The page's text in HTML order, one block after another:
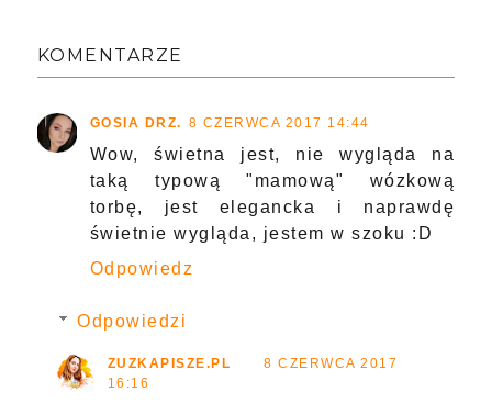
KOMENTARZE
GOSIA DRZ. 8 CZERWCA 2017 14:44
Wow, świetna jest, nie wygląda na
taką typową "mamową" wózkową
torbę, jest elegancka i naprawdę
świetnie wygląda, jestem w szoku :D
Odpowiedz
Odpowiedzi
ZUZKAPISZE.PL
8 CZERWCA 2017
16:16